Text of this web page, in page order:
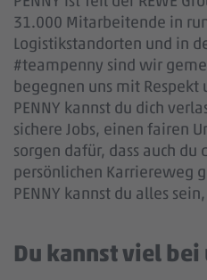
31.000 Mitarbeitende in
Logistikstandorten und in
#teampenny sind wir
begegnen uns mit Respekt
PENNY kannst du dich
sichere Jobs, einen fairen
sorgen dafür, dass auch du
persönlichen Karriereweg
PENNY kannst du alles
Du kannst viel